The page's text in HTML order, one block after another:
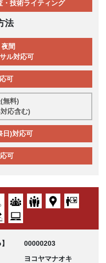
・技術ライティング
法
間
ル対応可
可
無料)
応含む)
日)対応可
可
00000203
ヨコヤマナオキ